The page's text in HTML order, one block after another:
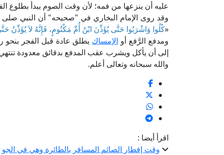
عليه أن ينزعها من فمه؛ لأن وقت الصوم يبدأ بطلوع
وقد روى الإمام البخاري في "صحيحه" أن النبي صلى
«كُلُوا وَاشْرَبُوا حَتَّى يُؤَذِّنَ ابْنُ أُمِّ مَكْتُومٍ، فَإِنَّهُ لاَ يُؤَذِّنُ
ومدفع الرَّفع أو الإمساك يطلق عادة قبل الفجر بنحو
إلى أن يأكل ويشرب عقب المدفع بدقائق معدودة
والله سبحانه وتعالى أعلم.
اقرأ أيضا :
وقت إفطار الصائم المسافر بالطائرة وهي في الجو